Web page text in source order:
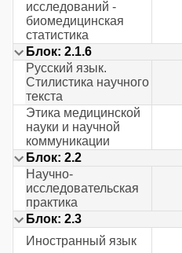
исследований -
биомедицинская
статистика
Блок: 2.1.6
Русский язык.
Стилистика научного
текста
Этика медицинской
науки и научной
коммуникации
Блок: 2.2
Научно-
исследовательская
практика
Блок: 2.3
Иностранный язык